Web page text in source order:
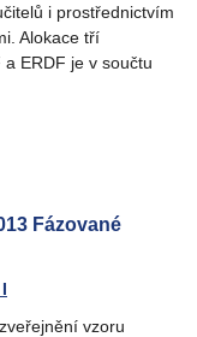
i prostřednictvím
Alokace tří
ERDF je v součtu
Fázované
vzoru